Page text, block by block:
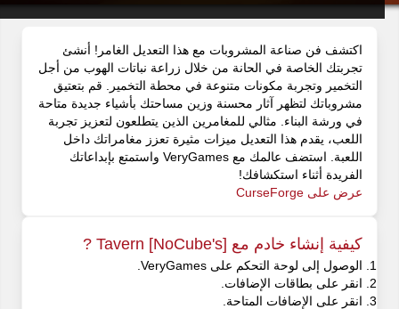
اكتشف فن صناعة المشروبات مع هذا التعديل الغامر! أنشئ
تجربتك الخاصة في الحانة من خلال زراعة نباتات الهوب من أجل
التخمير وتجربة مكونات متنوعة في محطة التخمير. قم بتعتيق
مشروباتك لتظهر آثار محسنة وزين مساحتك بأشياء جديدة متاحة
في ورشة البناء. مثالي للمغامرين الذين يتطلعون لتعزيز تجربة
اللعب، يقدم هذا التعديل ميزات مثيرة تعزز مغامراتك داخل
اللعبة. استضف عالمك مع VeryGames واستمتع بإبداعاتك
الفريدة أثناء استكشافك!
عرض على CurseForge
كيفية إنشاء خادم مع [NoCube's] Tavern ?
الوصول إلى لوحة التحكم على VeryGames.
انقر على بطاقات الإضافات.
انقر على الإضافات المتاحة.